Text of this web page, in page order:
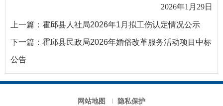
2026年1月29日
上一篇： 霍邱县人社局2026年1月拟工伤认定情况公示
下一篇： 霍邱县民政局2026年婚俗改革服务活动项目中标
公告
网站地图 隐私保护